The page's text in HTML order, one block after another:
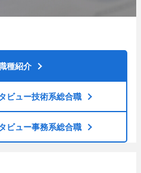
種紹介
ビュー技術系総合職
ビュー事務系総合職
他
アボード